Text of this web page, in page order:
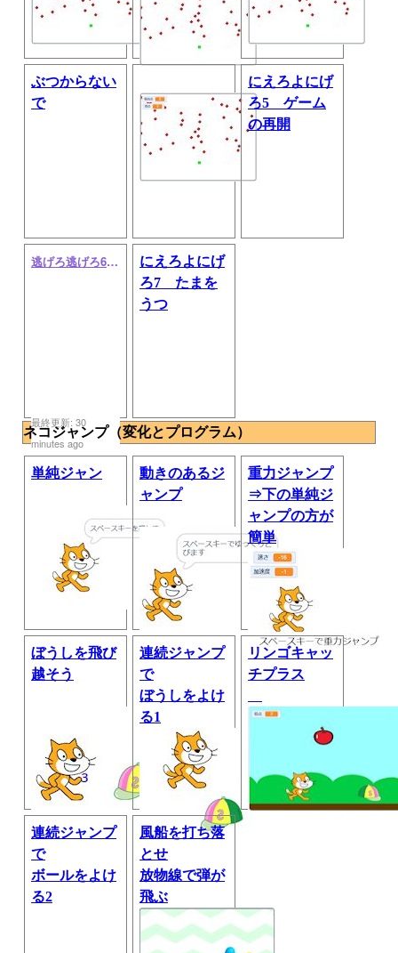
ぶつからない
で
にえろよにげ
ろ5 ゲーム
の再開
逃げろ逃げろ6 最大得点
最終更新: 30
minutes ago
にえろよにげ
ろ7 たまを
うつ
ネコジャンプ（変化とプログラム）
単純ジャン
動きのあるジ
ャンプ
重力ジャンプ
⇒下の単純ジ
ャンプの方が
簡単
ぼうしを飛び
越そう
連続ジャンプ
で
ぼうしをよけ
る1
リンゴキャッ
チプラス
連続ジャンプ
で
ボールをよけ
る2
風船を打ち落
とせ
放物線で弾が
飛ぶ